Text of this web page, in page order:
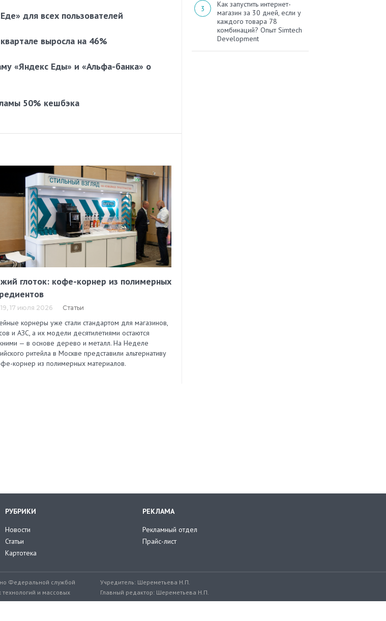
для всех пользователей
выросла на 46%
«Яндекс Еды» и «Альфа-банка» о
50% кешбэка
глоток: кофе-корнер из полимерных
17 июля 2026 Статьи
корнеры уже стали стандартом для магазинов,
и АЗС, а их модели десятилетиями остаются
— в основе дерево и металл. На Неделе
ритейла в Москве представили альтернативу
корнер из полимерных материалов.
Как запустить интернет-
магазин за 30 дней, если у
каждого товара 78
комбинаций? Опыт Simtech
Development
РУБРИКИ
Новости
Статьи
Картотека
РЕКЛАМА
Рекламный отдел
Прайс-лист
Федеральной службой
и массовых
Учредитель: Шереметьева Н.П.
Главный редактор: Шереметьева Н.П.